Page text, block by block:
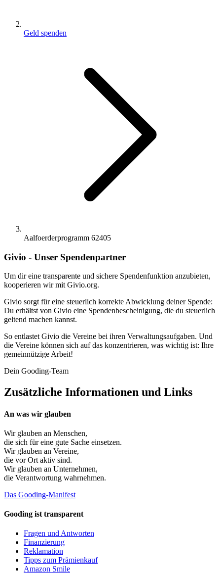
Geld spenden
Aalfoerderprogramm 62405
Givio - Unser Spendenpartner
Um dir eine transparente und sichere Spendenfunktion anzubieten,
kooperieren wir mit Givio.org.
Givio sorgt für eine steuerlich korrekte Abwicklung deiner Spende:
Du erhältst von Givio eine Spendenbescheinigung, die du steuerlich
geltend machen kannst.
So entlastet Givio die Vereine bei ihren Verwaltungsaufgaben. Und
die Vereine können sich auf das konzentrieren, was wichtig ist: Ihre
gemeinnützige Arbeit!
Dein Gooding-Team
Zusätzliche Informationen und Links
An was wir glauben
Wir glauben an Menschen,
die sich für eine gute Sache einsetzen.
Wir glauben an Vereine,
die vor Ort aktiv sind.
Wir glauben an Unternehmen,
die Verantwortung wahrnehmen.
Das Gooding-Manifest
Gooding ist transparent
Fragen und Antworten
Finanzierung
Reklamation
Tipps zum Prämienkauf
Amazon Smile